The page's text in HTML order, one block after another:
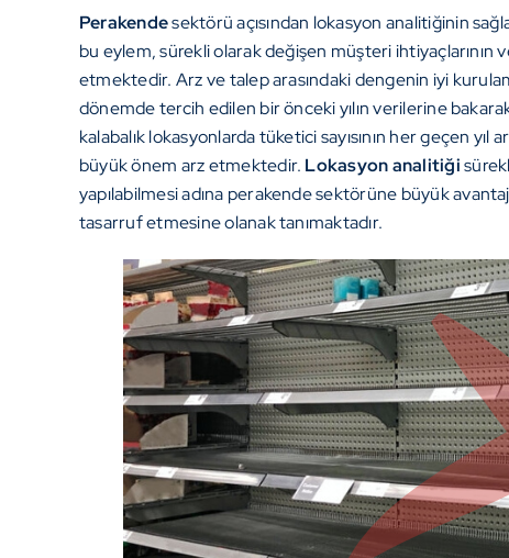
Perakendesektörü açısından lokasyon analitiğinin
bu eylem, sürekli olarak değişen müşteri
etmektedir. Arz ve talep arasındaki dengenin iyi
dönemde tercih edilen bir önceki yılın verilerine
kalabalık lokasyonlarda tüketici sayısının her geçen
büyük önem arz etmektedir. Lokasyon analitiği
yapılabilmesi adına perakende sektörüne büyük
tasarruf etmesine olanak tanımaktadır.